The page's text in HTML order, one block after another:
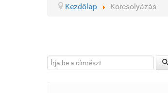
Kezdőlap Korcsolyázás
Írja be a címrészt